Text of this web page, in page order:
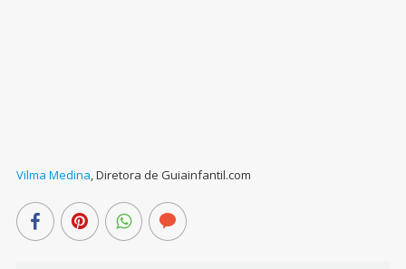
Vilma Medina,Diretora de Guiainfantil.com